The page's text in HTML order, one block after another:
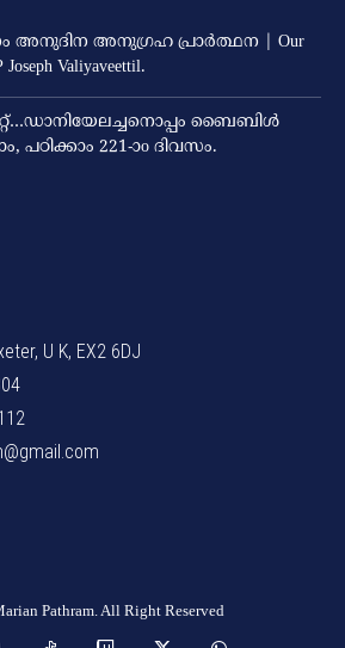
അനുദിന അനുഗ്രഹ പ്രാർത്ഥന | Our
Valiyaveettil.
ബൈബിൾ
പഠിക്കാം 221-ാo ദിവസം.
U K, EX2 6DJ
Pathram. All Right Reserved